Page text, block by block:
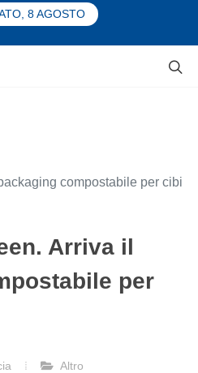
8 AGOSTO
compostabile per cibi
Arriva il
per
Altro